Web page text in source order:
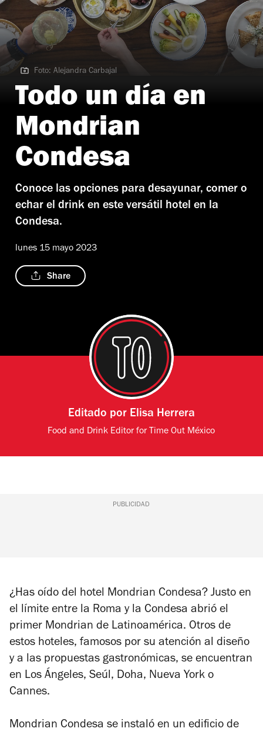
Foto: Alejandra Carbajal
Foto: Alejandra Carbajal
Todo un día en
Mondrian
Condesa
Conoce las opciones para desayunar, comer o
echar el drink en este versátil hotel en la
Condesa.
lunes 15 mayo 2023
Share
Editado por Elisa Herrera
Food and Drink Editor for Time Out México
PUBLICIDAD
¿Has oído del hotel Mondrian Condesa? Justo en
el límite entre la Roma y la Condesa abrió el
primer Mondrian de Latinoamérica. Otros de
estos hoteles, famosos por su atención al diseño
y a las propuestas gastronómicas, se encuentran
en Los Ángeles, Seúl, Doha, Nueva York o
Cannes.
Mondrian Condesa se instaló en un edificio de